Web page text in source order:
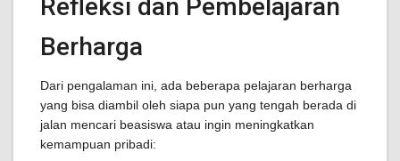
Refleksi dan Pembelajaran
Berharga
Dari pengalaman ini, ada beberapa pelajaran berharga
yang bisa diambil oleh siapa pun yang tengah berada di
jalan mencari beasiswa atau ingin meningkatkan
kemampuan pribadi: